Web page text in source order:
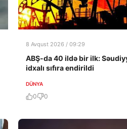
8 Avqust 2026 / 09:29
ABŞ-da 40 ildə bir ilk:
idxalı sıfıra endirildi
DÜNYA
0 0